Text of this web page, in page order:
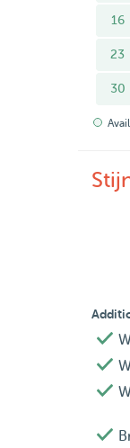
-
I
you
I
16
23
30